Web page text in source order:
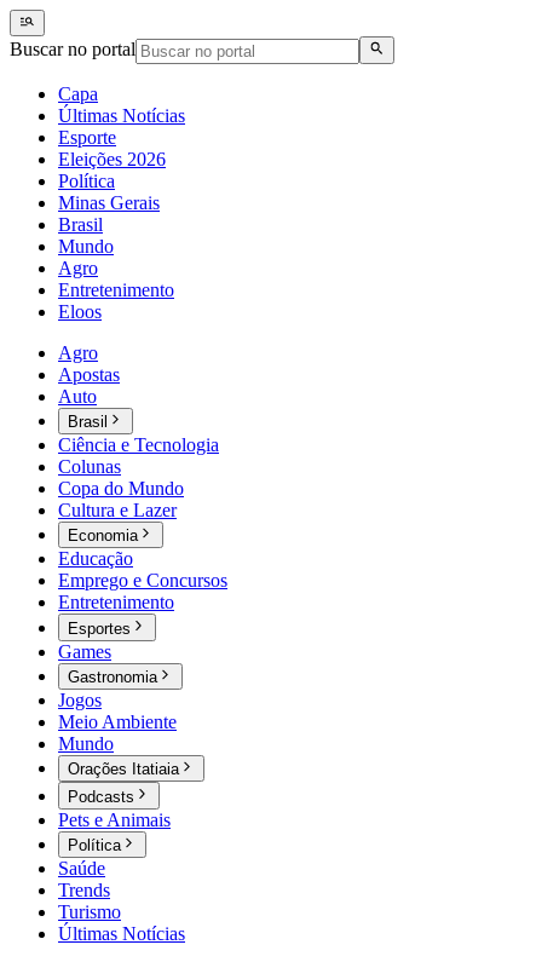
Buscar no portal
Capa
Últimas Notícias
Esporte
Eleições 2026
Política
Minas Gerais
Brasil
Mundo
Agro
Entretenimento
Eloos
Agro
Apostas
Auto
Brasil
Ciência e Tecnologia
Colunas
Copa do Mundo
Cultura e Lazer
Economia
Educação
Emprego e Concursos
Entretenimento
Esportes
Games
Gastronomia
Jogos
Meio Ambiente
Mundo
Orações Itatiaia
Podcasts
Pets e Animais
Política
Saúde
Trends
Turismo
Últimas Notícias